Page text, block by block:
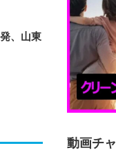
、山東
動画チ